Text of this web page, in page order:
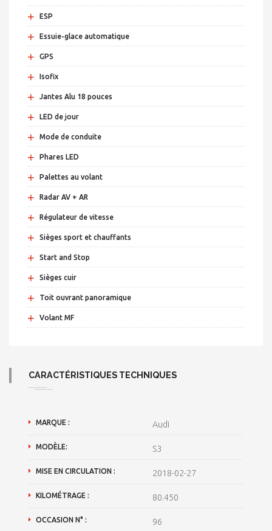
+ ESP
+ Essuie-glace automatique
+ GPS
+ Isofix
+ Jantes Alu 18 pouces
+ LED de jour
+ Mode de conduite
+ Phares LED
+ Palettes au volant
+ Radar AV + AR
+ Régulateur de vitesse
+ Sièges sport et chauffants
+ Start and Stop
+ Sièges cuir
+ Toit ouvrant panoramique
+ Volant MF
CARACTÉRISTIQUES TECHNIQUES
MARQUE : Audi
MODÈLE: S3
MISE EN CIRCULATION : 2018-02-27
KILOMÉTRAGE : 80.450
OCCASION N° : 96